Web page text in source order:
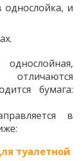
и
бумага:
в
туалетной